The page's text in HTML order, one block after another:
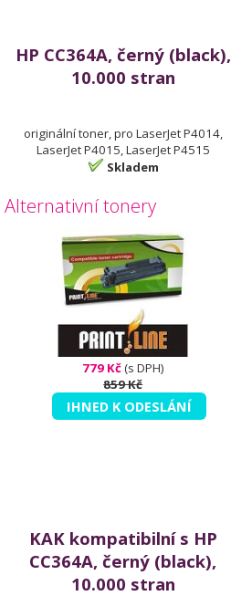
HP CC364A, černý (black),
10.000 stran
originální toner, pro LaserJet P4014,
LaserJet P4015, LaserJet P4515
Skladem
Alternativní tonery
779 Kč(s DPH)
859 Kč
IHNED K ODESLÁNÍ
KAK kompatibilní s HP
CC364A, černý (black),
10.000 stran